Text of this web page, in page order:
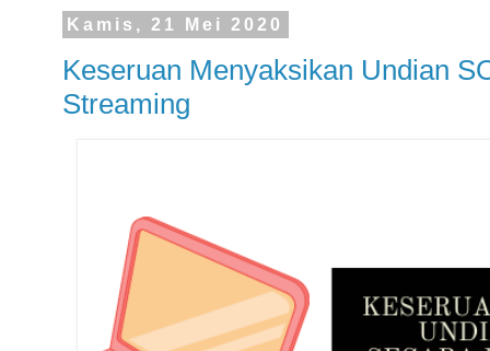
Kamis, 21 Mei 2020
Keseruan Menyaksikan Undian
Streaming